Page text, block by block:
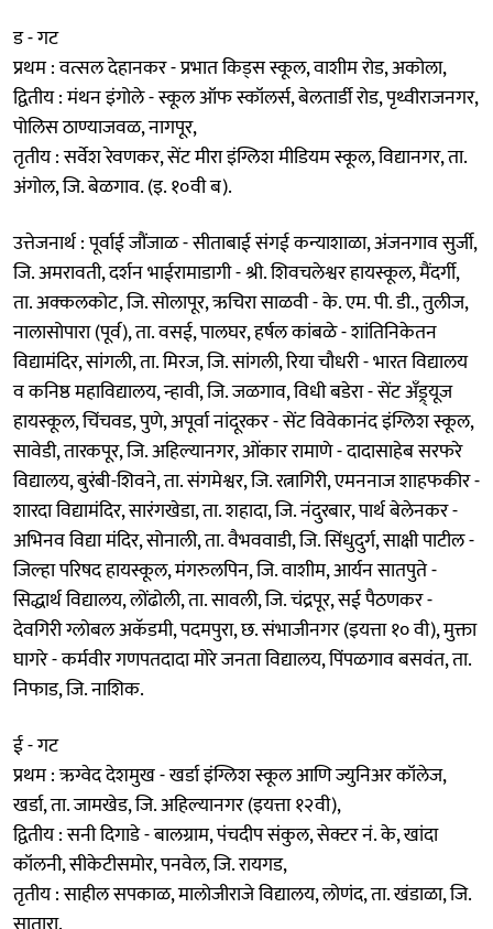
ड - गट
प्रथम : वत्सल देहानकर - प्रभात किड्स स्कूल, वाशीम रोड, अकोला,
द्वितीय : मंथन इंगोले - स्कूल ऑफ स्कॉलर्स, बेलतार्डी रोड, पृथ्वीराजनगर,
पोलिस ठाण्याजवळ, नागपूर,
तृतीय : सर्वेश रेवणकर, सेंट मीरा इंग्लिश मीडियम स्कूल, विद्यानगर, ता.
अंगोल, जि. बेळगाव. (इ. १०वी ब).
उत्तेजनार्थ : पूर्वाई जौंजाळ - सीताबाई संगई कन्याशाळा, अंजनगाव सुर्जी,
जि. अमरावती, दर्शन भाईरामाडागी - श्री. शिवचलेश्वर हायस्कूल, मैंदर्गी,
ता. अक्कलकोट, जि. सोलापूर, ऋचिरा साळवी - के. एम. पी. डी., तुलीज,
नालासोपारा (पूर्व), ता. वसई, पालघर, हर्षल कांबळे - शांतिनिकेतन
विद्यामंदिर, सांगली, ता. मिरज, जि. सांगली, रिया चौधरी - भारत विद्यालय
व कनिष्ठ महावि‌द्यालय, न्हावी, जि. जळगाव, विधी बडेरा - सेंट अँड्र्यूज
हायस्कूल, चिंचवड, पुणे, अपूर्वा नांदूरकर - सेंट विवेकानंद इंग्लिश स्कूल,
सावेडी, तारकपूर, जि. अहिल्यानगर, ओंकार रामाणे - दादासाहेब सरफरे
विद्यालय, बुरंबी-शिवने, ता. संगमेश्वर, जि. रत्नागिरी, एमननाज शाहफकीर -
शारदा विद्यामंदिर, सारंगखेडा, ता. शहादा, जि. नंदुरबार, पार्थ बेलेनकर -
अभिनव विद्या मंदिर, सोनाली, ता. वैभववाडी, जि. सिंधुदुर्ग, साक्षी पाटील -
जिल्हा परिषद हायस्कूल, मंगरुलपिन, जि. वाशीम, आर्यन सातपुते -
सिद्धार्थ विद्यालय, लोंढोली, ता. सावली, जि. चंद्रपूर, सई पैठणकर -
देवगिरी ग्लोबल अकॅडमी, पदमपुरा, छ. संभाजीनगर (इयत्ता १० वी), मुक्ता
घागरे - कर्मवीर गणपतदादा मोरे जनता विद्यालय, पिंपळगाव बसवंत, ता.
निफाड, जि. नाशिक.
ई - गट
प्रथम : ऋग्वेद देशमुख - खर्डा इंग्लिश स्कूल आणि ज्युनिअर कॉलेज,
खर्डा, ता. जामखेड, जि. अहिल्यानगर (इयत्ता १२वी),
द्वितीय : सनी दिगाडे - बालग्राम, पंचदीप संकुल, सेक्टर नं. के, खांदा
कॉलनी, सीकेटीसमोर, पनवेल, जि. रायगड,
तृतीय : साहील सपकाळ, मालोजीराजे विद्यालय, लोणंद, ता. खंडाळा, जि.